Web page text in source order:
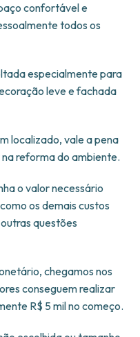
confortável e
todos os
especialmente para
leve e fachada
localizado, vale a pena
reforma do ambiente.
o valor necessário
os demais custos
questões
chegamos nos
conseguem realizar
R$ 5 mil no começo.